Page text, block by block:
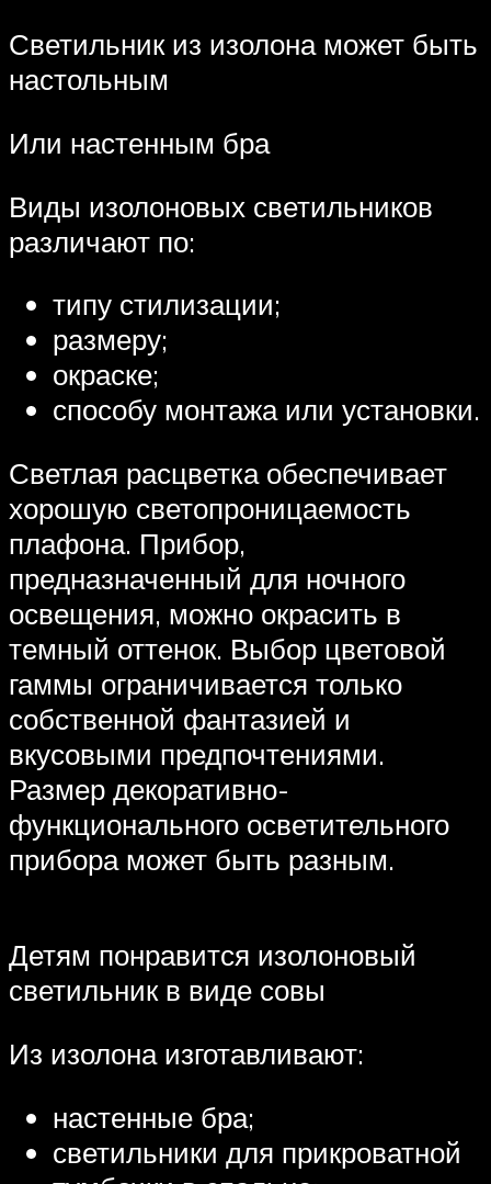
Светильник из изолона может быть
настольным
Или настенным бра
Виды изолоновых светильников
различают по:
типу стилизации;
размеру;
окраске;
способу монтажа или установки.
Светлая расцветка обеспечивает
хорошую светопроницаемость
плафона. Прибор,
предназначенный для ночного
освещения, можно окрасить в
темный оттенок. Выбор цветовой
гаммы ограничивается только
собственной фантазией и
вкусовыми предпочтениями.
Размер декоративно-
функционального осветительного
прибора может быть разным.
Детям понравится изолоновый
светильник в виде совы
Из изолона изготавливают:
настенные бра;
светильники для прикроватной